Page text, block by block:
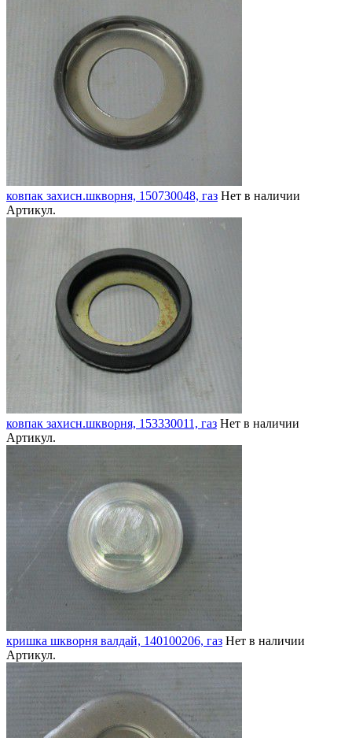
ковпак захисн.шкворня, 150730048, газ Нет в наличии
Артикул.
ковпак захисн.шкворня, 153330011, газ Нет в наличии
Артикул.
кришка шкворня валдай, 140100206, газ Нет в наличии
Артикул.